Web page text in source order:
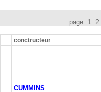
page 1 2
conctructeur
CUMMINS